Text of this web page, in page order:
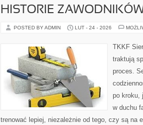
HISTORIE
POSTED BY ADMIN LUT - 24 - 2026
TKKF
traktują
proces.
po kroku,
w duchu
trenować lepiej, niezależnie od tego, czy są na